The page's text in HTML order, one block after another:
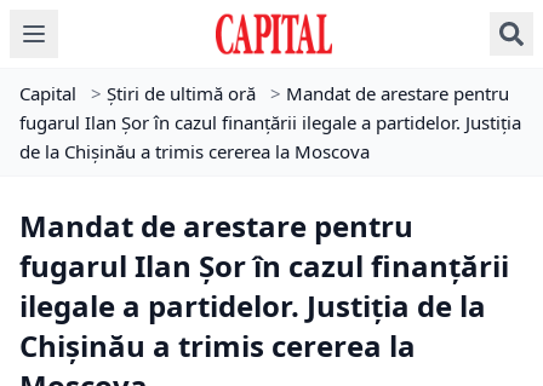
Capital > Știri de ultimă oră > Mandat de arestare pentru
fugarul Ilan Șor în cazul finanțării ilegale a partidelor. Justiția
de la Chișinău a trimis cererea la Moscova
Mandat de arestare pentru
fugarul Ilan Șor în cazul finanțării
ilegale a partidelor. Justiția de la
Chișinău a trimis cererea la